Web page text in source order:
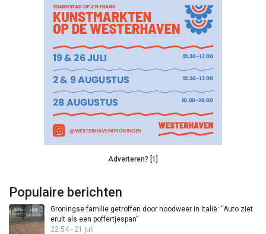
Adverteren? [1]
Populaire berichten
Groningse familie getroffen door noodweer in Italië: “Auto ziet
eruit als een poffertjespan”
22:54 - 21 juli